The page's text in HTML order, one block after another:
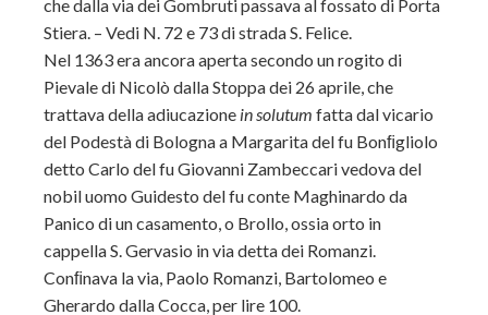
che dalla via dei Gombruti passava al fossato di Porta
Stiera. – Vedi N. 72 e 73 di strada S. Felice.
Nel 1363 era ancora aperta secondo un rogito di
Pievale di Nicolò dalla Stoppa dei 26 aprile, che
trattava della adiucazione in solutum fatta dal vicario
del Podestà di Bologna a Margarita del fu Bonﬁgliolo
detto Carlo del fu Giovanni Zambeccari vedova del
nobil uomo Guidesto del fu conte Maghinardo da
Panico di un casamento, o Brollo, ossia orto in
cappella S. Gervasio in via detta dei Romanzi.
Conﬁnava la via, Paolo Romanzi, Bartolomeo e
Gherardo dalla Cocca, per lire 100.